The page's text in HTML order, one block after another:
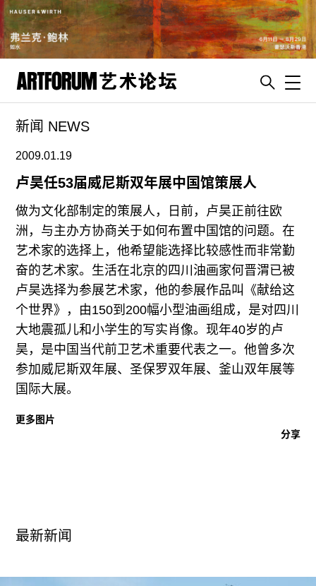
artguide
新闻
展评
杂志
专栏
视频
ENGLISH
ART & EDUCATION
广告
订阅
往期内容
新闻 NEWS
2009.01.19
卢昊任53届威尼斯双年展中国馆策展人
做为文化部制定的策展人，日前，卢昊正前往欧
洲，与主办方协商关于如何布置中国馆的问题。在
艺术家的选择上，他希望能选择比较感性而非常勤
奋的艺术家。生活在北京的四川油画家何晋渭已被
卢昊选择为参展艺术家，他的参展作品叫《献给这
个世界》，由150到200幅小型油画组成，是对四川
大地震孤儿和小学生的写实肖像。现年40岁的卢
昊，是中国当代前卫艺术重要代表之一。他曾多次
参加威尼斯双年展、圣保罗双年展、釜山双年展等
国际大展。
更多图片
分享
最新新闻